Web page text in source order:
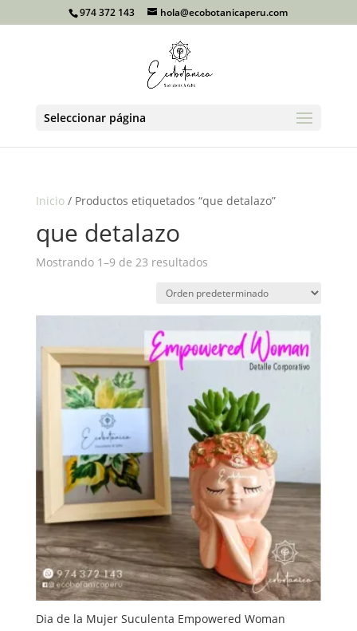
974 372 143 hola@ecobotanicaperu.com
Seleccionar página
Inicio/ Productos etiquetados “que detalazo”
que detalazo
Mostrando 1–9 de 23 resultados
Dia de la Mujer Suculenta Empowered Woman